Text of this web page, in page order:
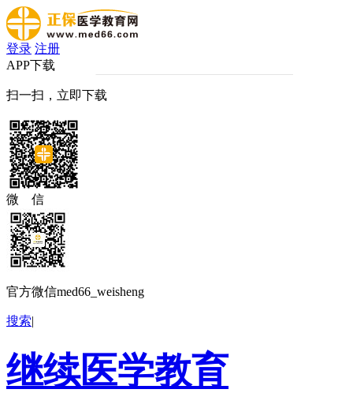
登录 注册
APP下载
扫一扫，立即下载
微 信
官方微信med66_weisheng
搜索|
继续医学教育